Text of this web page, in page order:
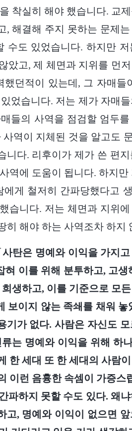
착실히 해야 했습니다. 교
해결해 주지 못하는 문제는
수도 있었습니다. 하지만 저
았고, 제 체면과 지위를 먼
던적이 있는데, 그 자매들
었습니다. 저는 제가 자매
들의 사역을 점검할 엄두를
역이 지체된 것을 알고도
니다. 리후이가 제가 쓴 편
역에 도움이 됩니다. 하지만
게 철저히 간파당했다고
습니다. 저는 체면과 지위에
히 해야 하는 사역조차 하지
사탄은 명예와 이익을 가지
이를 위해 분투하고, 고생
생하고, 이를 기준으로 모
보이지 않는 족쇄를 채워 놓
기가 없다. 사람은 자신도
는 명예와 이익을 위해 하
한 세대 또 한 세대의 사람
이런 음흉한 속셈이 가증스
파하지 못할 수도 있다. 왜
고, 명예와 이익이 없으면